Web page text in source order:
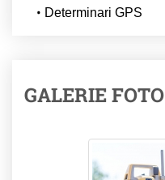
Determinari GPS
GALERIE FOTO